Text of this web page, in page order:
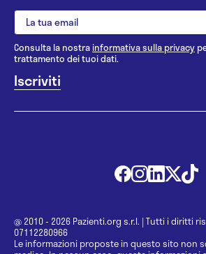
Consulta la nostrainformativa sulla privacy
trattamento dei tuoi dati.
@ 2010 - 2026 Pazienti.org s.r.l. Tutti i diritti
07112280966
Le informazioni proposte in questo sito non